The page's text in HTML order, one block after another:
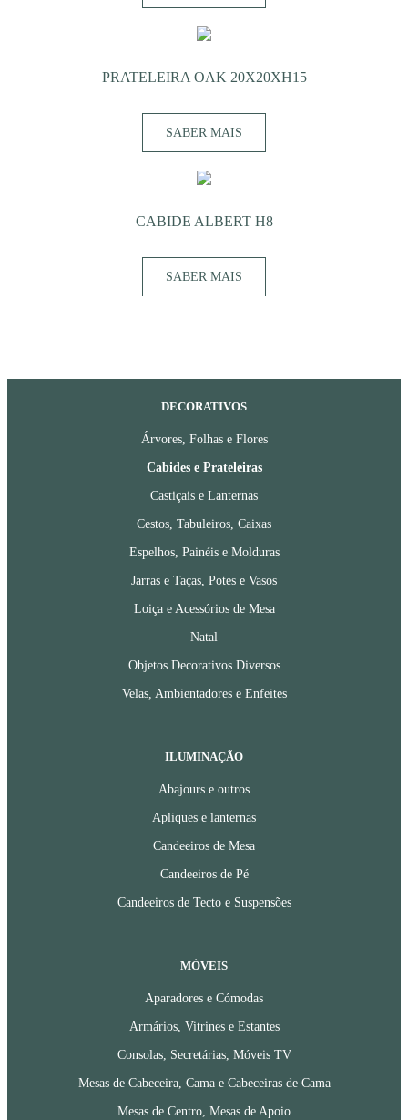
PRATELEIRA OAK 20X20XH15
SABER MAIS
CABIDE ALBERT H8
SABER MAIS
DECORATIVOS
Árvores, Folhas e Flores
Cabides e Prateleiras
Castiçais e Lanternas
Cestos, Tabuleiros, Caixas
Espelhos, Painéis e Molduras
Jarras e Taças, Potes e Vasos
Loiça e Acessórios de Mesa
Natal
Objetos Decorativos Diversos
Velas, Ambientadores e Enfeites
ILUMINAÇÃO
Abajours e outros
Apliques e lanternas
Candeeiros de Mesa
Candeeiros de Pé
Candeeiros de Tecto e Suspensões
MÓVEIS
Aparadores e Cómodas
Armários, Vitrines e Estantes
Consolas, Secretárias, Móveis TV
Mesas de Cabeceira, Cama e Cabeceiras de Cama
Mesas de Centro, Mesas de Apoio